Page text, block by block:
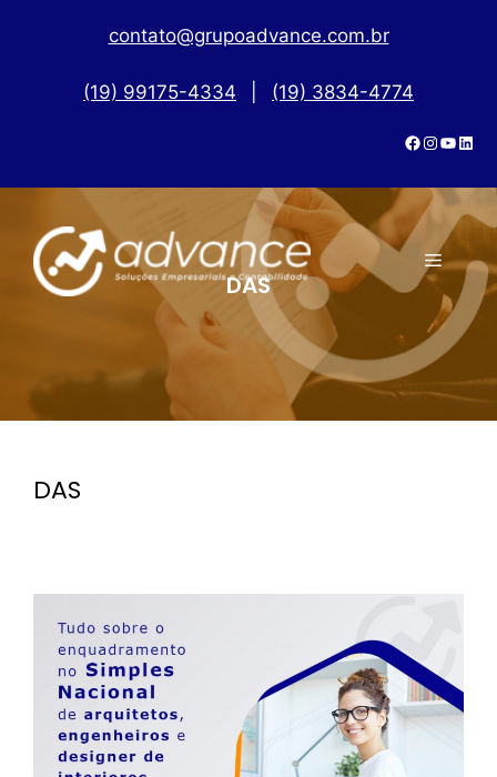
contato@grupoadvance.com.br
(19) 99175-4334 (19) 3834-4774
DAS
DAS